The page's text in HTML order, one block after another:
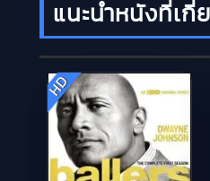
แนะนำหนังที่เกี่
HD